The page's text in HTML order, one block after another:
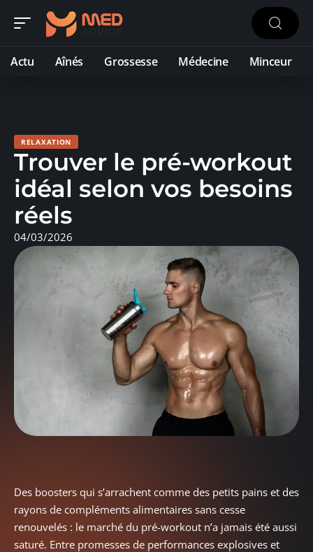
Actu Aînés Grossesse Médecine Minceur
RELAXATION
Trouver le pré-workout
idéal selon vos besoins
réels
04/03/2026
Des boosters qui s’arrachent comme des petits pains et des
rayons de compléments alimentaires sans cesse
renouvelés : le marché du pré-workout n’a jamais été aussi
saturé. Entre promesses de performances explosives et